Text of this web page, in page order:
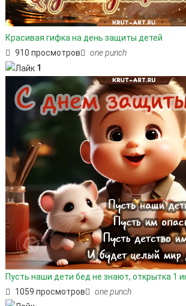
Красивая гифка на день защиты детей
910 просмотров
one punch
1
Пусть наши дети бед не знают, открытка 1
1059 просмотров
one punch